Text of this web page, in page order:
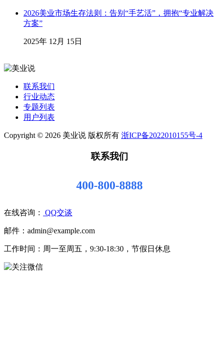
2026美业市场生存法则：告别“手艺活”，拥抱“专业解决
方案”
2025年 12月 15日
联系我们
行业动态
专题列表
用户列表
Copyright © 2026 美业说 版权所有 浙ICP备2022010155号-4
联系我们
400-800-8888
在线咨询： QQ交谈
邮件：admin@example.com
工作时间：周一至周五，9:30-18:30，节假日休息